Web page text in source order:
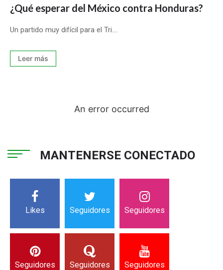
¿Qué esperar del México contra Honduras?
Un partido muy difícil para el Tri....
Leer más
An error occurred
MANTENERSE CONECTADO
Likes Seguidores Seguidores
Seguidores Seguidores Seguidores